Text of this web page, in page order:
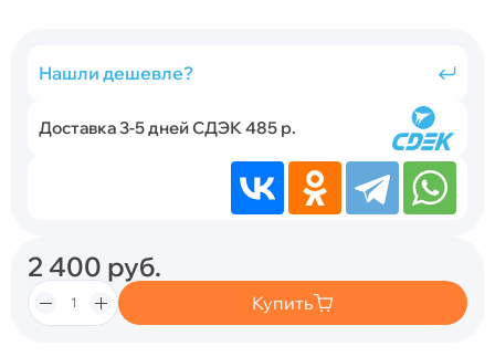
Нашли дешевле?
Доставка 3-5 дней СДЭК 485 р.
2 400 руб.
Купить